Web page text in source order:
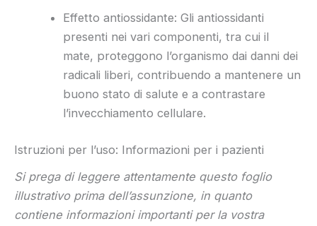
Effetto antiossidante: Gli antiossidanti
presenti nei vari componenti, tra cui il
mate, proteggono l’organismo dai danni dei
radicali liberi, contribuendo a mantenere un
buono stato di salute e a contrastare
l’invecchiamento cellulare.
Istruzioni per l’uso: Informazioni per i pazienti
Si prega di leggere attentamente questo foglio
illustrativo prima dell’assunzione, in quanto
contiene informazioni importanti per la vostra